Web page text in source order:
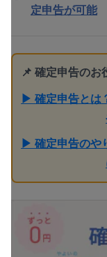
定申告が可能
📌 確定申告のお
▶ 確定申告とは
▶ 確定申告のや